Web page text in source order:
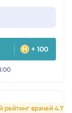
+ 100
рейтинг врачей 4.7